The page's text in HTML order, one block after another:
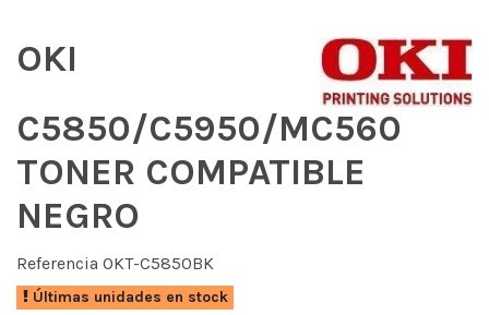
OKI
C5850/C5950/MC560
TONER COMPATIBLE
NEGRO
Referencia OKT-C5850BK
Últimas unidades en stock